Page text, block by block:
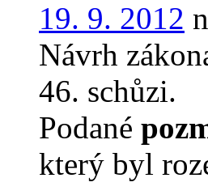
19. 9. 2012
Návrh
46. schůzi.
Podané
který byl